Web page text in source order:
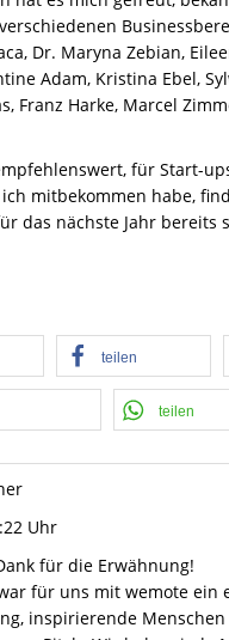
Dr. Maryna Zebian,
Adam, Kristina Ebel,
s, Franz Harke, Marcel
für Start-
mitbekommen habe,
das nächste Jahr bereits
teilen
teilen
Uhr
für die Erwähnung!
war für uns mit wemote ein
inspirierende